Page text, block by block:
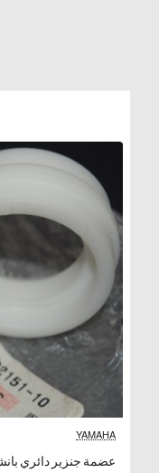
YAMAHA
عضمة جنزير دائري